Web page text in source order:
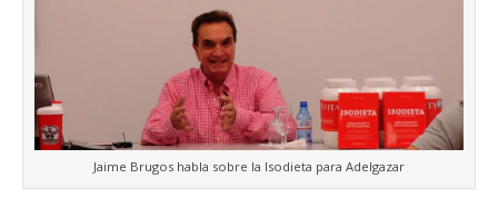
Jaime Brugos habla sobre la Isodieta para Adelgazar